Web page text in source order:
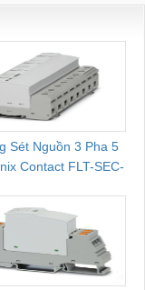
Sét Nguồn 3 Pha 5
Contact FLT-SEC-